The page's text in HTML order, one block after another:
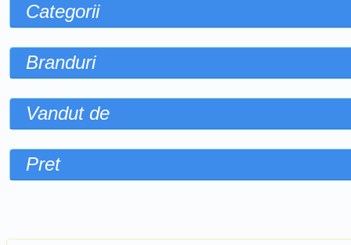
Categorii
Branduri
Vandut de
Pret